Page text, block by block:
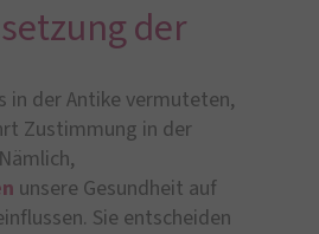
der
in der Antike vermuteten,
Zustimmung in der
unsere Gesundheit auf
Sie entscheiden